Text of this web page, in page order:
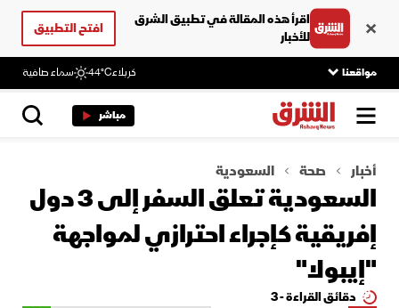
اقرأ هذه المقالة في تطبيق الشرق
للأخبار
افتح التطبيق
مواقعنا كربلاء44°C سماء صافية
مباشر
أخبار صحة السعودية
السعودية تعلق السفر إلى 3 دول
إفريقية كإجراء احترازي لمواجهة
"إيبولا"
دقائق القراءة - 3